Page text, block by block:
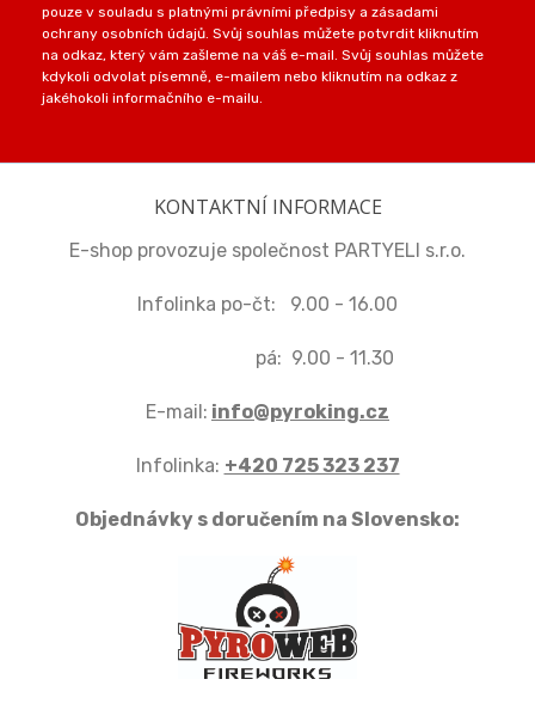
pouze v souladu s platnými právními předpisy a zásadami
ochrany osobních údajů. Svůj souhlas můžete potvrdit kliknutím
na odkaz, který vám zašleme na váš e-mail. Svůj souhlas můžete
kdykoli odvolat písemně, e-mailem nebo kliknutím na odkaz z
jakéhokoli informačního e-mailu.
KONTAKTNÍ INFORMACE
E-shop provozuje společnost PARTYELI s.r.o.
Infolinka po-čt: 9.00 - 16.00
pá: 9.00 - 11.30
E-mail: info@pyroking.cz
Infolinka: +420 725 323 237
Objednávky s doručením na Slovensko: